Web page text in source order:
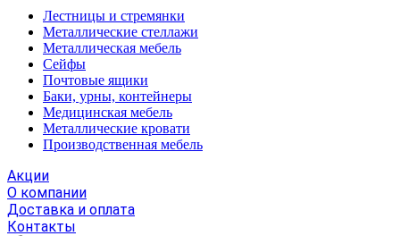
Лестницы и стремянки
Металлические стеллажи
Металлическая мебель
Сейфы
Почтовые ящики
Баки, урны, контейнеры
Медицинская мебель
Металлические кровати
Производственная мебель
Акции
О компании
Доставка и оплата
Контакты